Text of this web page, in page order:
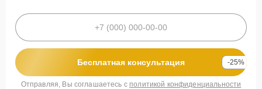
Бесплатная консультация -25%
Отправляя, Вы соглашаетесь с политикой конфиденциальности